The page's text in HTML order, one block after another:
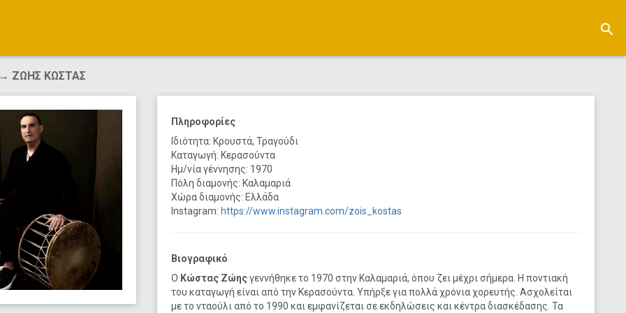
search
→ ΖΩΗΣ ΚΩΣΤΑΣ
Πληροφορίες
Ιδιότητα: Κρουστά, Τραγούδι
Καταγωγή: Κερασούντα
Ημ/νία γέννησης: 1970
Πόλη διαμονής: Καλαμαριά
Χώρα διαμονής: Ελλάδα
Instagram: https://www.instagram.com/zois_kostas
Βιογραφικό
Ο Κώστας Ζώηςγεννήθηκε το 1970 στην Καλαμαριά, όπου ζει μέχρι σήμερα. Η ποντιακή
του καταγωγή είναι από την Κερασούντα. Υπήρξε για πολλά χρόνια χορευτής. Ασχολείται
με το νταούλι από το 1990 και εμφανίζεται σε εκδηλώσεις και κέντρα διασκέδασης. Τα